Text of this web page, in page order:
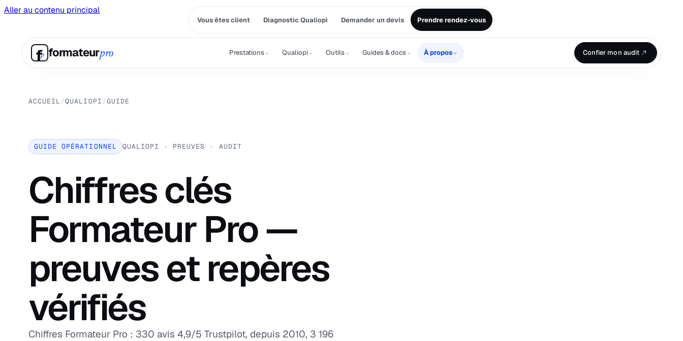
Aller au contenu principal
Vous êtes client Diagnostic Qualiopi Demander un devis Prendre rendez-vous
fp formateurpro Prestations⌄ Qualiopi⌄ Outils⌄ Guides & docs⌄ À propos⌄ Confier mon audit
ACCUEIL /QUALIOPI /GUIDE
GUIDE OPÉRATIONNEL QUALIOPI · PREUVES · AUDIT
Chiffres clés
Formateur Pro —
preuves et repères
vérifiés
Chiffres Formateur Pro : 330 avis 4,9/5 Trustpilot, depuis 2010, 3 196